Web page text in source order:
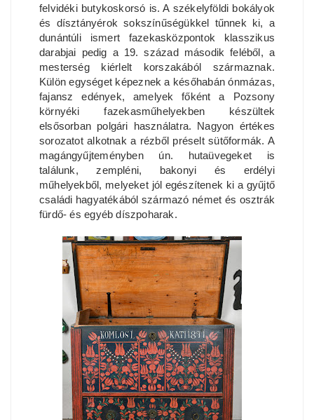
felvidéki butykoskorsó is. A székelyföldi bokályok
és dísztányérok sokszínűségükkel tűnnek ki, a
dunántúli ismert fazekasközpontok klasszikus
darabjai pedig a 19. század második feléből, a
mesterség kiérlelt korszakából származnak.
Külön egységet képeznek a későhabán ónmázas,
fajansz edények, amelyek főként a Pozsony
környéki fazekasműhelyekben készültek
elsősorban polgári használatra. Nagyon értékes
sorozatot alkotnak a rézből préselt sütőformák. A
magángyűjteményben ún. hutaüvegeket is
találunk, zempléni, bakonyi és erdélyi
műhelyekből, melyeket jól egészítenek ki a gyűjtő
családi hagyatékából származó német és osztrák
fürdő- és egyéb díszpoharak.